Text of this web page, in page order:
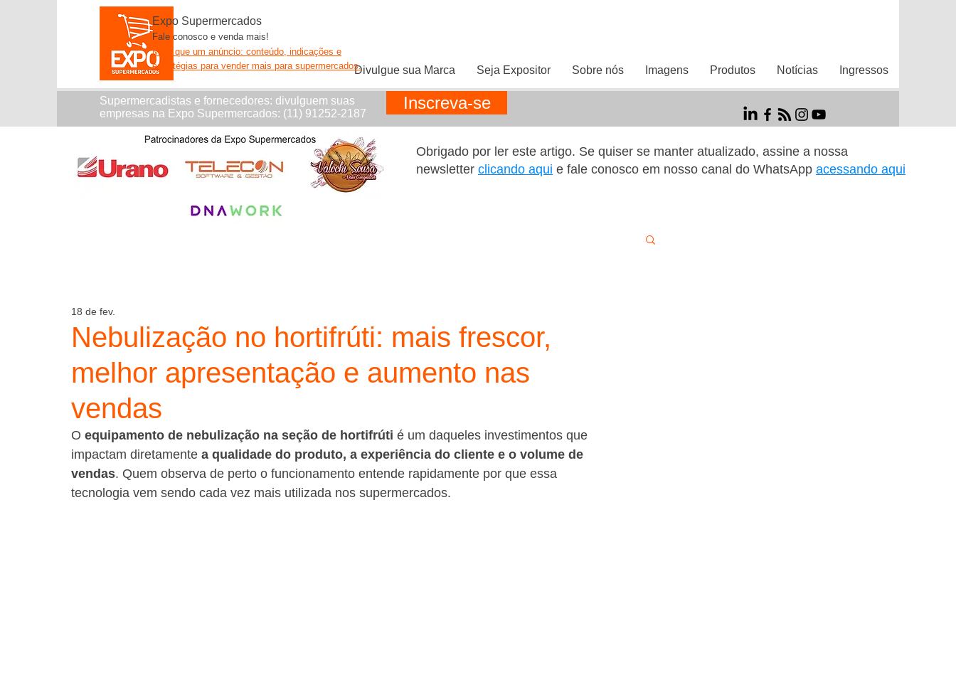
Divulgue sua Marca Seja Expositor Sobre nós Imagens Produtos Notícias Ingressos
Expo Supermercados
Fale conosco e venda mais!
Mais que um anúncio: conteúdo, indicações e
estratégias para vender mais para supermercados.
Supermercadistas e fornecedores: divulguem suas
empresas na Expo Supermercados: (11) 91252-2187
Inscreva-se
Obrigado por ler este artigo. Se quiser se manter atualizado, assine a nossa
newsletter clicando aqui e fale conosco em nosso canal do WhatsApp acessando aqui
Nebulização no hortifrúti: mais frescor,
melhor apresentação e aumento nas
vendas
18 de fev.
O equipamento de nebulização na seção de hortifrúti é um daqueles investimentos que
impactam diretamente a qualidade do produto, a experiência do cliente e o volume de
vendas. Quem observa de perto o funcionamento entende rapidamente por que essa
tecnologia vem sendo cada vez mais utilizada nos supermercados.